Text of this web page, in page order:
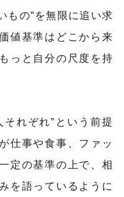
もの”を無限に追い求
値基準はどこから来
っと自分の尺度を持
それぞれ”という前提
仕事や食事、ファッ
定の基準の上で、相
を語っているように